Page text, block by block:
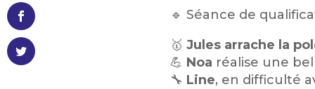
🔹 Séance de
🥇 Jules arrache la
💪 Noa réalise une
🔧 Line, en difficulté